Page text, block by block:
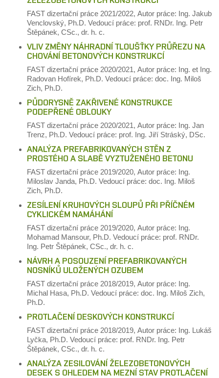
FAST dizertační práce 2021/2022, Autor práce: Ing. Jakub
Venclovský, Ph.D. Vedoucí práce: prof. RNDr. Ing. Petr
Štěpánek, CSc., dr. h. c.
VLIV ZMĚNY NÁHRADNÍ TLOUŠŤKY PRŮŘEZU NA
CHOVÁNÍ BETONOVÝCH KONSTRUKCÍ
FAST dizertační práce 2020/2021, Autor práce: Ing. et Ing.
Radovan Hofírek, Ph.D. Vedoucí práce: doc. Ing. Miloš
Zich, Ph.D.
PŮDORYSNĚ ZAKŘIVENÉ KONSTRUKCE
PODEPŘENÉ OBLOUKY
FAST dizertační práce 2020/2021, Autor práce: Ing. Jan
Trenz, Ph.D. Vedoucí práce: prof. Ing. Jiří Stráský, DSc.
ANALÝZA PREFABRIKOVANÝCH STĚN Z
PROSTÉHO A SLABĚ VYZTUŽENÉHO BETONU
FAST dizertační práce 2019/2020, Autor práce: Ing.
Miloslav Janda, Ph.D. Vedoucí práce: doc. Ing. Miloš
Zich, Ph.D.
ZESÍLENÍ KRUHOVÝCH SLOUPŮ PŘI PŘÍČNÉM
CYKLICKÉM NAMÁHÁNÍ
FAST dizertační práce 2019/2020, Autor práce: Ing.
Mohamad Mansour, Ph.D. Vedoucí práce: prof. RNDr.
Ing. Petr Štěpánek, CSc., dr. h. c.
NÁVRH A POSOUZENÍ PREFABRIKOVANÝCH
NOSNÍKŮ ULOŽENÝCH OZUBEM
FAST dizertační práce 2018/2019, Autor práce: Ing.
Michal Hasa, Ph.D. Vedoucí práce: doc. Ing. Miloš Zich,
Ph.D.
PROTLAČENÍ DESKOVÝCH KONSTRUKCÍ
FAST dizertační práce 2018/2019, Autor práce: Ing. Lukáš
Lyčka, Ph.D. Vedoucí práce: prof. RNDr. Ing. Petr
Štěpánek, CSc., dr. h. c.
ANALÝZA ZESILOVÁNÍ ŽELEZOBETONOVÝCH
DESEK S OHLEDEM NA MEZNÍ STAV PROTLAČENÍ